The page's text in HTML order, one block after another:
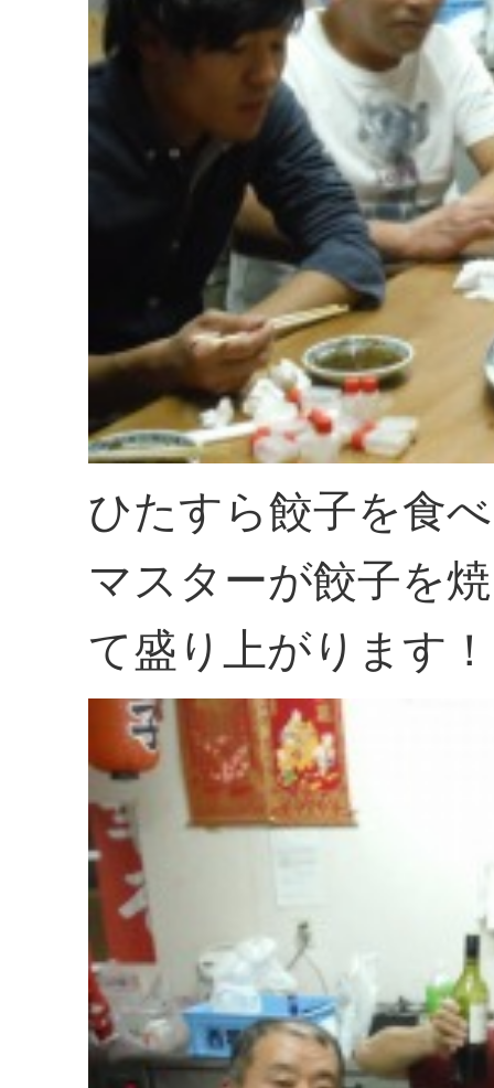
ひたすら餃子を食
マスターが餃子を
て盛り上がります！